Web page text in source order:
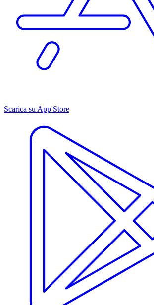
Scarica su App Store